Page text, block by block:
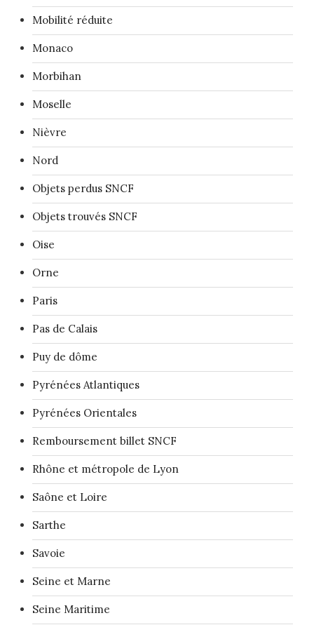
Mobilité réduite
Monaco
Morbihan
Moselle
Nièvre
Nord
Objets perdus SNCF
Objets trouvés SNCF
Oise
Orne
Paris
Pas de Calais
Puy de dôme
Pyrénées Atlantiques
Pyrénées Orientales
Remboursement billet SNCF
Rhône et métropole de Lyon
Saône et Loire
Sarthe
Savoie
Seine et Marne
Seine Maritime